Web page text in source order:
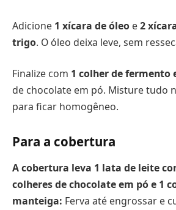
Adicione 1 xícara de óleo e2
trigo. O óleo deixa leve, sem
Finalize com 1 colher de fermento
de chocolate em pó. Misture tudo
para ficar homogêneo.
Para a cobertura
A cobertura leva 1 lata de leite
colheres de chocolate em pó e 1
manteiga: Ferva até engrossar e